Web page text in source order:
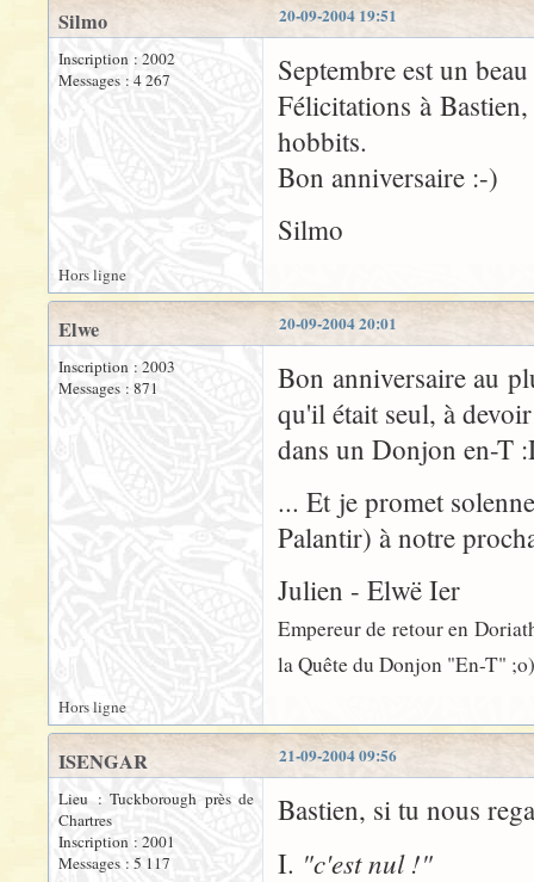
20-09-2004 19:51
Silmo
Inscription : 2002
Messages : 4 267
Septembre est un
Félicitations à
hobbits.
Bon anniversaire :-)
Silmo
Hors ligne
20-09-2004 20:01
Elwe
Inscription : 2003
Messages : 871
Bon anniversaire au
qu'il était seul, à
dans un Donjon en-T
... Et je promet
Palantir) à notre
Julien - Elwë Ier
Empereur de retour en
la Quête du Donjon "En-T" ;o)
Hors ligne
21-09-2004 09:56
ISENGAR
Lieu : Tuckborough près de
Chartres
Inscription : 2001
Messages : 5 117
Bastien, si tu nous
I. "c'est nul !"